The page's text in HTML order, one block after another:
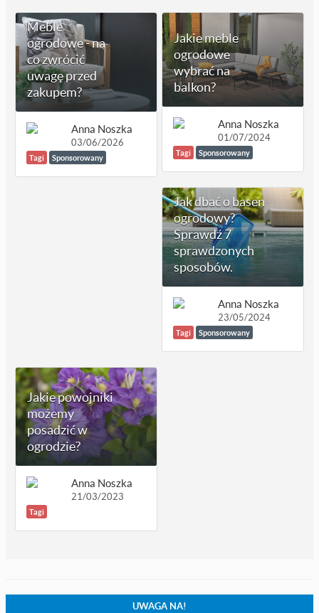
Meble
ogrodowe - na
co zwrócić
uwagę przed
zakupem?
Anna Noszka
03/06/2026
Tagi Sponsorowany
Jakie meble
ogrodowe
wybrać na
balkon?
Anna Noszka
01/07/2024
Tagi Sponsorowany
Jak dbać o basen
ogrodowy?
Sprawdź 7
sprawdzonych
sposobów.
Anna Noszka
23/05/2024
Tagi Sponsorowany
Jakie powojniki
możemy
posadzić w
ogrodzie?
Anna Noszka
21/03/2023
Tagi
UWAGA NA!